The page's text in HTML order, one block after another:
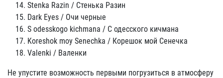
Stenka Razin / Стенька Разин
Dark Eyes / Очи черные
S odesskogo kichmana / С одесского кичмана
Koreshok moy Senechka / Корешок мой Сенечка
Valenki / Валенки
Не упустите возможность первыми погрузиться в атмосферу